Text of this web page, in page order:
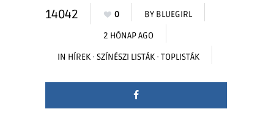
14042 0 BY BLUEGIRL
2 HÓNAP AGO
IN HÍREK · SZÍNÉSZI LISTÁK · TOPLISTÁK